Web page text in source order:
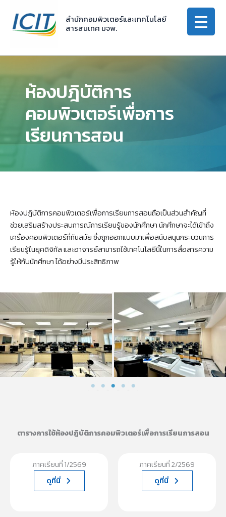
content
สำนักคอมพิวเตอร์และเทคโนโลยี
สารสนเทศ มจพ.
ห้องปฎิบัติการ
คอมพิวเตอร์เพื่อการ
เรียนการสอน
ห้องปฎิบัติการคอมพิวเตอร์เพื่อการเรียนการสอนถือเป็นส่วนสำคัญที่
ช่วยเสริมสร้างประสบการณ์การเรียนรู้ของนักศึกษา นักศึกษาจะได้เข้าถึง
เครื่องคอมพิวเตอร์ที่ทันสมัย ซึ่งถูกออกแบบมาเพื่อสนับสนุนกระบวนการ
เรียนรู้ในยุคดิจิทัล และอาจารย์สามารถใช้เทคโนโลยีนี้ในการสื่อสารความ
รู้ให้กับนักศึกษา ได้อย่างมีประสิทธิภาพ
มจพ. กรุงเทพฯ ห้อง 406
รองรับ 40 ที่นั่ง
มจพ. กรุงเทพฯ ห้อง 407
รองรับ 40 ที่นั่ง
ตารางการใช้ห้องปฎิบัติการคอมพิวเตอร์เพื่อการเรียนการสอน
ภาคเรียนที่ 1/2569
ดูที่นี่
ภาคเรียนที่ 2/2569
ดูที่นี่